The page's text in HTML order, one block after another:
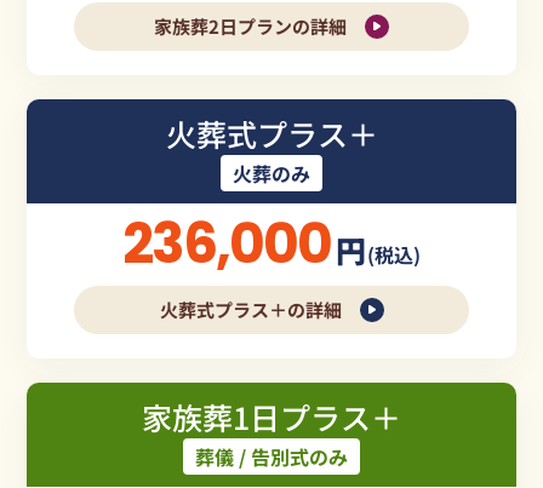
家族葬2日プランの詳細
火葬式プラス＋
火葬のみ
236,000円(税込)
火葬式プラス＋の詳細
家族葬1日プラス＋
葬儀 / 告別式のみ